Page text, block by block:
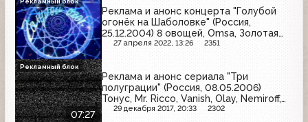
Реклама и анонс концерта "Голубой
огонёк на Шаболовке" (Россия,
25.12.2004) 8 овощей, Omsa, Золотая
бочка, Schauma, Л'Этуаль, Stella Artois,
Vitek, Моя семья
27 апреля 2022, 13:26 2351
07:27
Реклама и анонс сериала "Три
полуграции" (Россия, 08.05.2006)
Тонус, Mr. Ricco, Vanish, Olay, Nemiroff,
Head & Shoulders, Затея, Lipton, Я,
29 декабря 2017, 20:33 2302
Рекламный блок